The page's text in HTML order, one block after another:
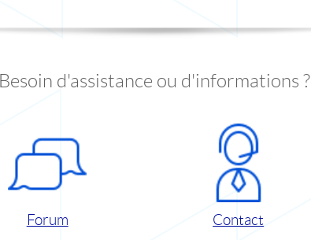
Besoin d'assistance ou d'informations ?
Forum Contact